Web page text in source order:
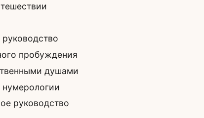
пробуждения
душами
руководство